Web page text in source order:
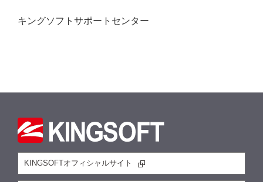
キングソフトサポートセンター
KINGSOFTオフィシャルサイト